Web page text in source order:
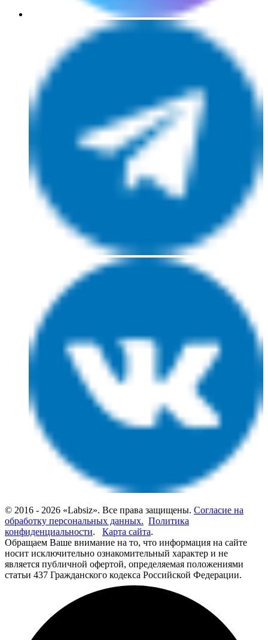
© 2016 - 2026 «Labsiz». Все права защищены. Согласие на
обработку персональных данных. Политика
конфиденциальности. Карта сайта.
Обращаем Ваше внимание на то, что информация на сайте
носит исключительно ознакомительный характер и не
является публичной офертой, определяемая положениями
статьи 437 Гражданского кодекса Российской Федерации.